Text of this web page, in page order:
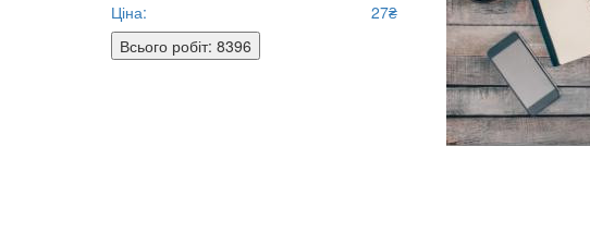
Ціна:
27₴
Всього робіт: 8396